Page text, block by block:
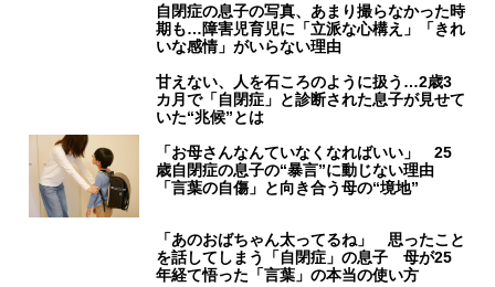
自閉症の息子の写真、あまり撮らなかった時
期も…障害児育児に「立派な心構え」「きれ
いな感情」がいらない理由
甘えない、人を石ころのように扱う…2歳3
カ月で「自閉症」と診断された息子が見せて
いた“兆候”とは
「お母さんなんていなくなればいい」 25
歳自閉症の息子の“暴言”に動じない理由
「言葉の自傷」と向き合う母の“境地”
「あのおばちゃん太ってるね」 思ったこと
を話してしまう「自閉症」の息子 母が25
年経て悟った「言葉」の本当の使い方